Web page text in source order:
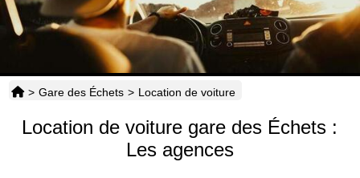
Hôtels
Taxis
Horaires
> Gare des Échets > Location de voiture
Location de voiture gare des Échets :
Les agences